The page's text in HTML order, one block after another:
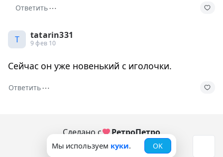
Ответить⋯
T tatarin331
9 фев 10
Сейчас он уже новенький с иголочки.
Ответить⋯
Сделано с РетроПетро
© 2006-2026
Мы используем куки. OK